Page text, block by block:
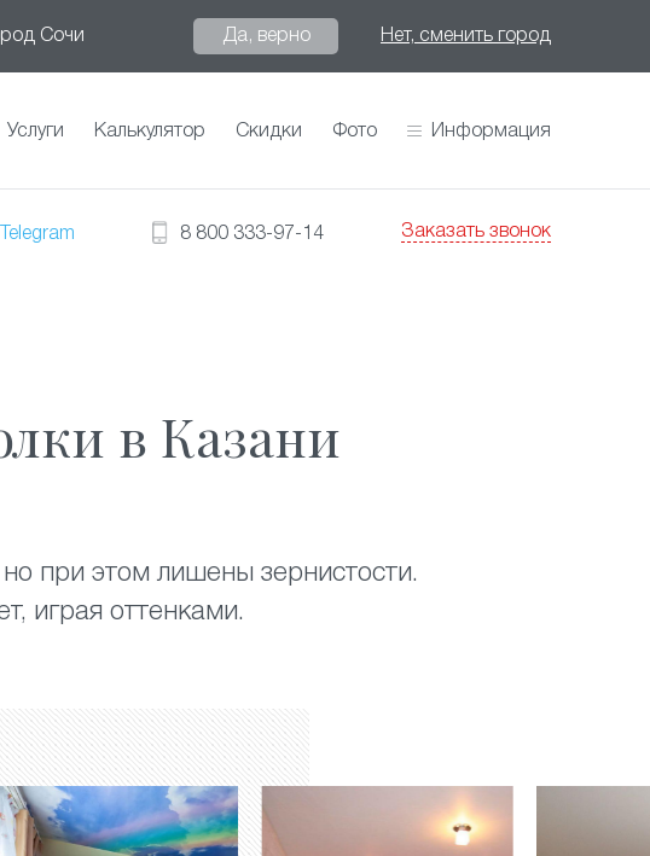
Сочи Да, верно Нет, сменить город
Услуги Калькулятор Скидки Фото Информация
Telegram 8 800 333-97-14 Заказать звонок
в Казани
при этом лишены зернистости.
играя оттенками.